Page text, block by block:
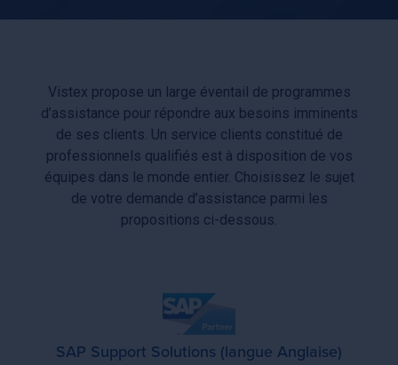
Vistex propose un large éventail de programmes
d’assistance pour répondre aux besoins imminents
de ses clients. Un service clients constitué de
professionnels qualifiés est à disposition de vos
équipes dans le monde entier. Choisissez le sujet
de votre demande d’assistance parmi les
propositions ci-dessous.
SAP Support Solutions (langue Anglaise)